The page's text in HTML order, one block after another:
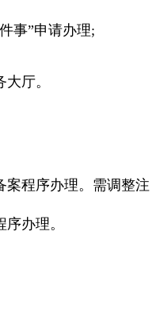
事”申请办理;
厅。
程序办理。需调整注
办理。